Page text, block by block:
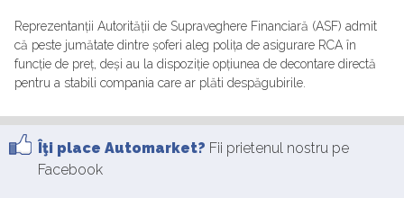
Reprezentanții Autorității de Supraveghere Financiară (ASF) admit
că peste jumătate dintre șoferi aleg polița de asigurare RCA în
funcție de preț, deși au la dispoziție opțiunea de decontare directă
pentru a stabili compania care ar plăti despăgubirile.
Îţi place Automarket? Fii prietenul nostru pe
Facebook